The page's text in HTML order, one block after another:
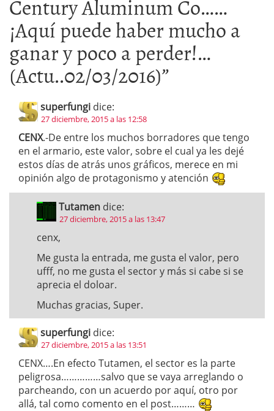
¡Aquí puede haber mucho a
ganar y poco a perder!…
(Actu..02/03/2016)”
superfungi dice:
27 diciembre, 2015 a las 12:58
CENX.-De entre los muchos borradores que tengo
en el armario, este valor, sobre el cual ya les dejé
estos días de atrás unos gráficos, merece en mi
opinión algo de protagonismo y atención
Tutamen dice:
27 diciembre, 2015 a las 13:47
cenx,
Me gusta la entrada, me gusta el valor, pero
ufff, no me gusta el sector y más si cabe si se
aprecia el doloar.
Muchas gracias, Super.
superfungi dice:
27 diciembre, 2015 a las 13:51
CENX….En efecto Tutamen, el sector es la parte
peligrosa……………salvo que se vaya arreglando o
parcheando, con un acuerdo por aquí, otro por
allá, tal como comento en el post………